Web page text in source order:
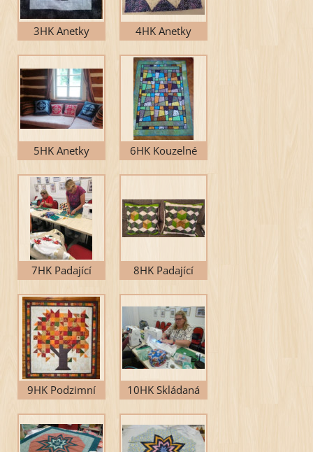
3HK Anetky 4HK Anetky
5HK Anetky
6HK Kouzelné
7HK Padající
8HK Padající
9HK Podzimní
10HK Skládaná